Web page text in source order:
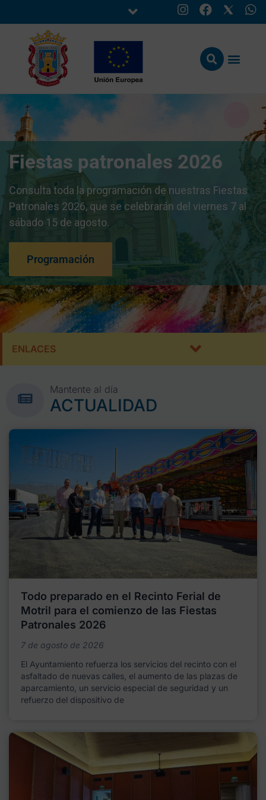
Fiestas patronales 2026
Consulta toda la programación de nuestras Fiestas
Patronales 2026, que se celebrarán del viernes 7 al
sábado 15 de agosto.
Programación
ENLACES
Mantente al día
ACTUALIDAD
Todo preparado en el Recinto Ferial de
Motril para el comienzo de las Fiestas
Patronales 2026
7 de agosto de 2026
El Ayuntamiento refuerza los servicios del recinto con el
asfaltado de nuevas calles, el aumento de las plazas de
aparcamiento, un servicio especial de seguridad y un
refuerzo del dispositivo de